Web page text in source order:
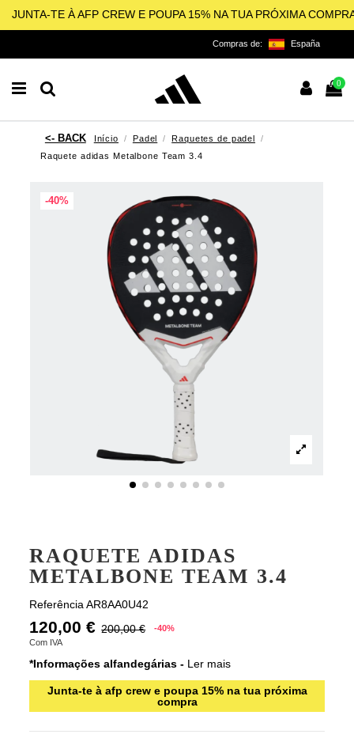
JUNTA-TE À AFP CREW E POUPA 15% NA TUA PRÓXIMA
Compras de: España
0
Início Padel
Raquetes de padel
Raquete adidas Metalbone Team 3.4
-40%
RAQUETE ADIDAS
METALBONE TEAM 3.4
Referência AR8AA0U42
120,00 € 200,00 €
-40%
Com IVA
*Informações alfandegárias - Ler mais
Junta-te à afp crew e poupa 15% na tua próxima
compra